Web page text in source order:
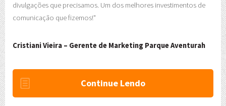
divulgações que precisamos. Um dos melhores investimentos de
comunicação que fizemos!"
Cristiani Vieira – Gerente de Marketing Parque Aventurah
Continue Lendo